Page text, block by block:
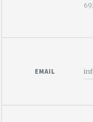
EMAIL